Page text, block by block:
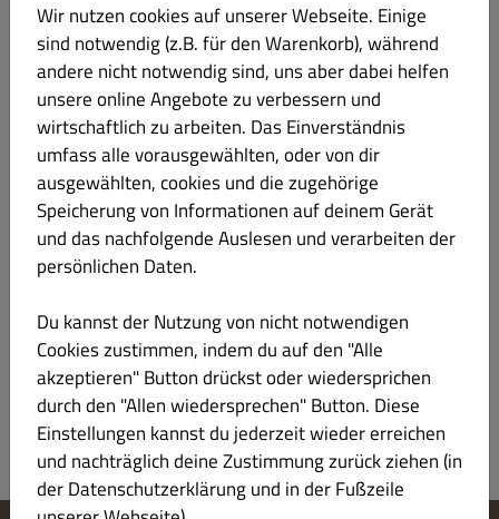
Schnitzel
Würste
Pommes
Nuggets
Nudeln
Getränke
Wir nutzen cookies auf unserer Webseite. Einige
sind notwendig (z.B. für den Warenkorb), während
andere nicht notwendig sind, uns aber dabei helfen
unsere online Angebote zu verbessern und
wirtschaftlich zu arbeiten. Das Einverständnis
umfass alle vorausgewählten, oder von dir
ausgewählten, cookies und die zugehörige
Speicherung von Informationen auf deinem Gerät
und das nachfolgende Auslesen und verarbeiten der
persönlichen Daten.
Du kannst der Nutzung von nicht notwendigen
Cookies zustimmen, indem du auf den "Alle
akzeptieren" Button drückst oder wiedersprichen
durch den "Allen wiedersprechen" Button. Diese
Einstellungen kannst du jederzeit wieder erreichen
und nachträglich deine Zustimmung zurück ziehen (in
der Datenschutzerklärung und in der Fußzeile